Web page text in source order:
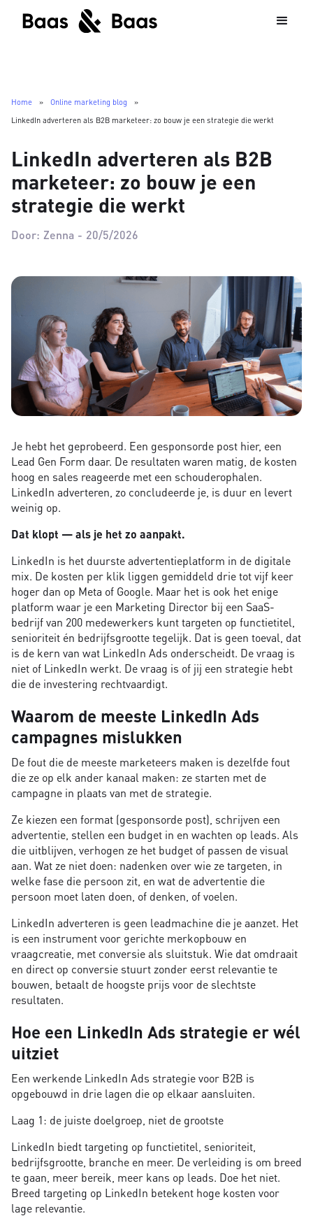
Home » Online marketing blog
»
LinkedIn adverteren als B2B marketeer: zo bouw je een strategie die werkt
LinkedIn adverteren als B2B
marketeer: zo bouw je een
strategie die werkt
Door: Zenna - 20/5/2026
Je hebt het geprobeerd. Een gesponsorde post hier, een
Lead Gen Form daar. De resultaten waren matig, de kosten
hoog en sales reageerde met een schouderophalen.
LinkedIn adverteren, zo concludeerde je, is duur en levert
weinig op.
Dat klopt — als je het zo aanpakt.
LinkedIn is het duurste advertentieplatform in de digitale
mix. De kosten per klik liggen gemiddeld drie tot vijf keer
hoger dan op Meta of Google. Maar het is ook het enige
platform waar je een Marketing Director bij een SaaS-
bedrijf van 200 medewerkers kunt targeten op functietitel,
senioriteit én bedrijfsgrootte tegelijk. Dat is geen toeval, dat
is de kern van wat LinkedIn Ads onderscheidt. De vraag is
niet of LinkedIn werkt. De vraag is of jij een strategie hebt
die de investering rechtvaardigt.
Waarom de meeste LinkedIn Ads
campagnes mislukken
De fout die de meeste marketeers maken is dezelfde fout
die ze op elk ander kanaal maken: ze starten met de
campagne in plaats van met de strategie.
Ze kiezen een format (gesponsorde post), schrijven een
advertentie, stellen een budget in en wachten op leads. Als
die uitblijven, verhogen ze het budget of passen de visual
aan. Wat ze niet doen: nadenken over wie ze targeten, in
welke fase die persoon zit, en wat de advertentie die
persoon moet laten doen, of denken, of voelen.
LinkedIn adverteren is geen leadmachine die je aanzet. Het
is een instrument voor gerichte merkopbouw en
vraagcreatie, met conversie als sluitstuk. Wie dat omdraait
en direct op conversie stuurt zonder eerst relevantie te
bouwen, betaalt de hoogste prijs voor de slechtste
resultaten.
Hoe een LinkedIn Ads strategie er wél
uitziet
Een werkende LinkedIn Ads strategie voor B2B is
opgebouwd in drie lagen die op elkaar aansluiten.
Laag 1: de juiste doelgroep, niet de grootste
LinkedIn biedt targeting op functietitel, senioriteit,
bedrijfsgrootte, branche en meer. De verleiding is om breed
te gaan, meer bereik, meer kans op leads. Doe het niet.
Breed targeting op LinkedIn betekent hoge kosten voor
lage relevantie.